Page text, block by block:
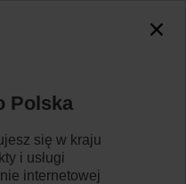
Polska
się w kraju
i usługi
internetowej